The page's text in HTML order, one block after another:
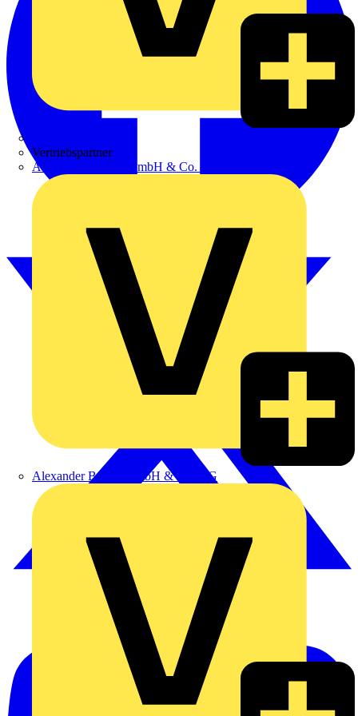
Vertriebspartner
Adalbert Zajadacz GmbH & Co. KG
Alexander Bürkle GmbH & Co. KG